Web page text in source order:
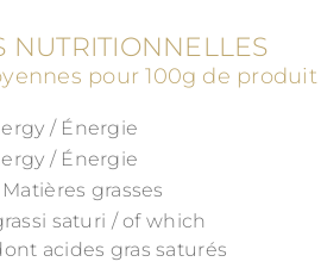
NUTRITIONNELLES
pour 100g de produit
/ Énergie
/ Énergie
grasses
saturi / of which
acides gras saturés